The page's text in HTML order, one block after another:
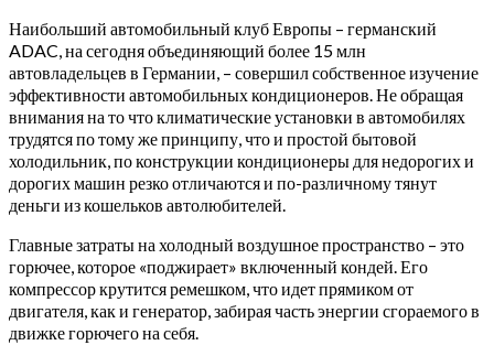
Наибольший автомобильный клуб Европы – германский
ADAC, на сегодня объединяющий более 15 млн
автовладельцев в Германии, – совершил собственное изучение
эффективности автомобильных кондиционеров. Не обращая
внимания на то что климатические установки в автомобилях
трудятся по тому же принципу, что и простой бытовой
холодильник, по конструкции кондиционеры для недорогих и
дорогих машин резко отличаются и по-различному тянут
деньги из кошельков автолюбителей.
Главные затраты на холодный воздушное пространство – это
горючее, которое «поджирает» включенный кондей. Его
компрессор крутится ремешком, что идет прямиком от
двигателя, как и генератор, забирая часть энергии сгораемого в
движке горючего на себя.